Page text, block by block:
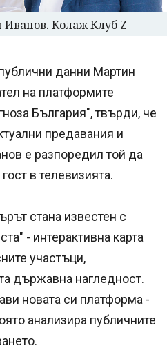
Колаж Клуб Z
данни Мартин
на платформите
България", твърди, че
предавания и
е разпоредил той да
в телевизията.
стана известен с
- интерактивна карта
участъци,
държавна нагледност.
новата си платформа -
анализира публичните